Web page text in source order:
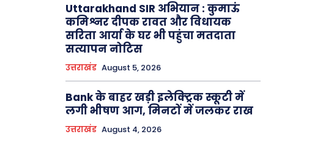
Uttarakhand SIR अभियान : कुमाऊं
कमिश्नर दीपक रावत और विधायक
सरिता आर्या के घर भी पहुंचा मतदाता
सत्यापन नोटिस
उत्तराखंड August 5, 2026
Bank के बाहर खड़ी इलेक्ट्रिक स्कूटी में
लगी भीषण आग, मिनटों में जलकर राख
उत्तराखंड August 4, 2026